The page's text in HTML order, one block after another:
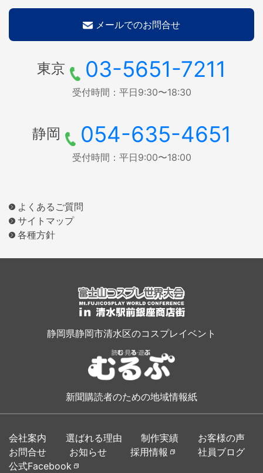
メールでのお問合せ
東京 03-5651-7211
受付時間：平日9:30〜18:30
静岡 054-635-4651
受付時間：平日9:00〜18:00
よくあるご質問
サイトマップ
各種方針
静岡県静岡市清水区のコスプレイベント
新聞購読者のための地域情報紙
会社案内 選ばれる理由 制作実績
お客様の声
お問合せ
お知らせ 採用情報
社員ブログ
公式Facebook